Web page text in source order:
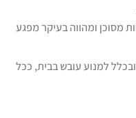
מסוכן ומהווה בעיקר מפגע
למנוע עובש בבית, ככל